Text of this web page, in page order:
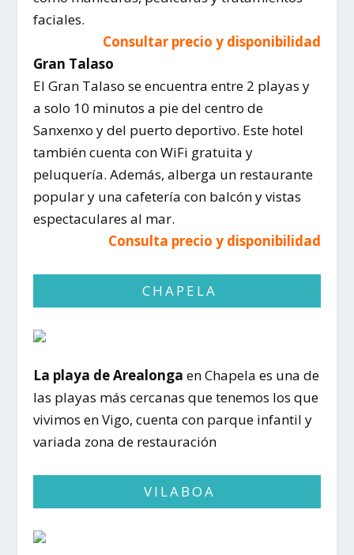
faciales.
Consultar precio y disponibilidad
Gran Talaso
El Gran Talaso se encuentra entre 2 playas y
a solo 10 minutos a pie del centro de
Sanxenxo y del puerto deportivo. Este hotel
también cuenta con WiFi gratuita y
peluquería. Además, alberga un restaurante
popular y una cafetería con balcón y vistas
espectaculares al mar.
Consulta precio y disponibilidad
CHAPELA
La playa de Arealongaen Chapela es una de
las playas más cercanas que tenemos los que
vivimos en Vigo, cuenta con parque infantil y
variada zona de restauración
VILABOA